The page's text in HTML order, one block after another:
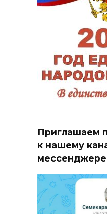
Приглашаем
к нашему
мессенджере